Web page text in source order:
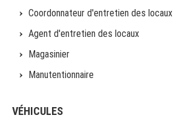
Coordonnateur d'entretien des locaux
Agent d'entretien des locaux
Magasinier
Manutentionnaire
VÉHICULES